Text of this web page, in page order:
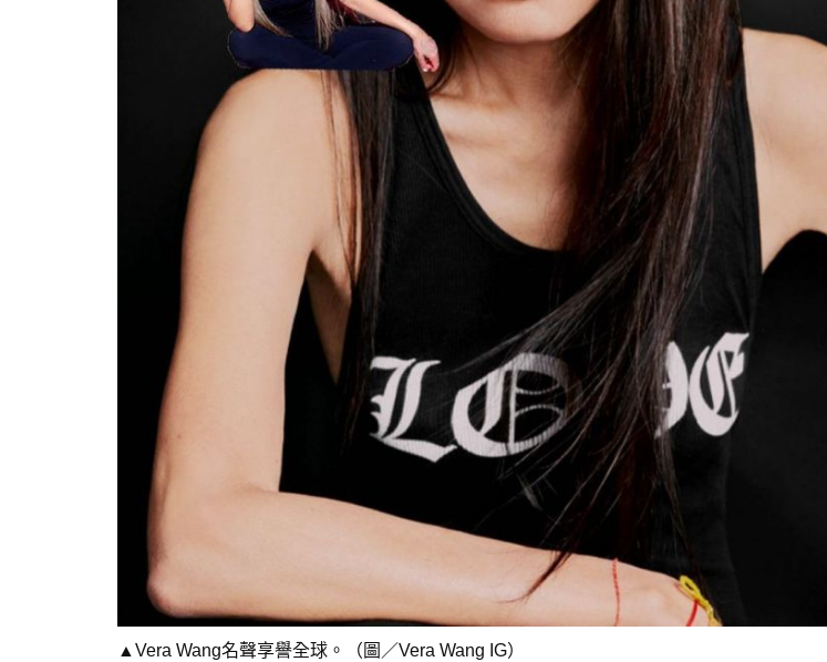
▲Vera Wang名聲享譽全球。（圖／Vera Wang IG）